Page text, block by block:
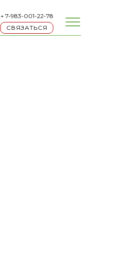
+ 7-983-001-22-78
СВЯЗАТЬСЯ